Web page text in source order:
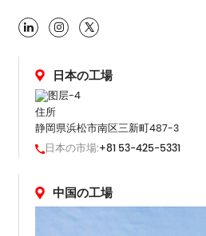

日本の工場
住所
静岡県浜松市南区三新町487-3
日本の市場:+81 53-425-5331
中国の工場